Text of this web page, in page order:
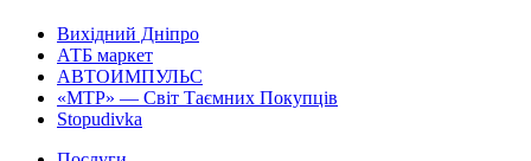
Вихідний Дніпро
АТБ маркет
АВТОИМПУЛЬС
«MTP» — Світ Таємних Покупців
Stopudivka